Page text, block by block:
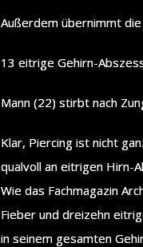
Außerdem übernimmt
13 eitrige Gehirn-
Mann (22) stirbt nach
Klar, Piercing ist nicht
qualvoll an eitrigen Hirn-
Wie das Fachmagazin
Fieber und dreizehn
in seinem gesamten